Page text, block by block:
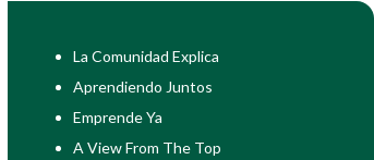
La Comunidad Explica
Aprendiendo Juntos
Emprende Ya
A View From The Top